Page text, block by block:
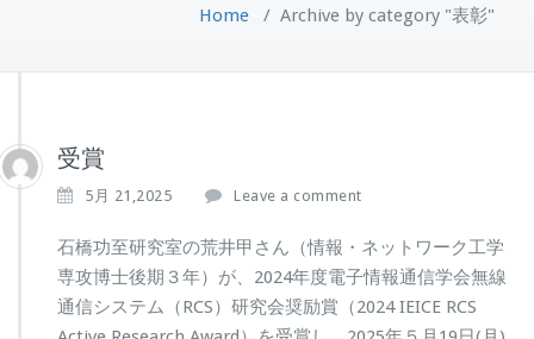
Home / Archive by category "表彰"
受賞
5月 21,2025 Leave a comment
石橋功至研究室の荒井甲さん（情報・ネットワーク工学
専攻博士後期３年）が、2024年度電子情報通信学会無線
通信システム（RCS）研究会奨励賞（2024 IEICE RCS